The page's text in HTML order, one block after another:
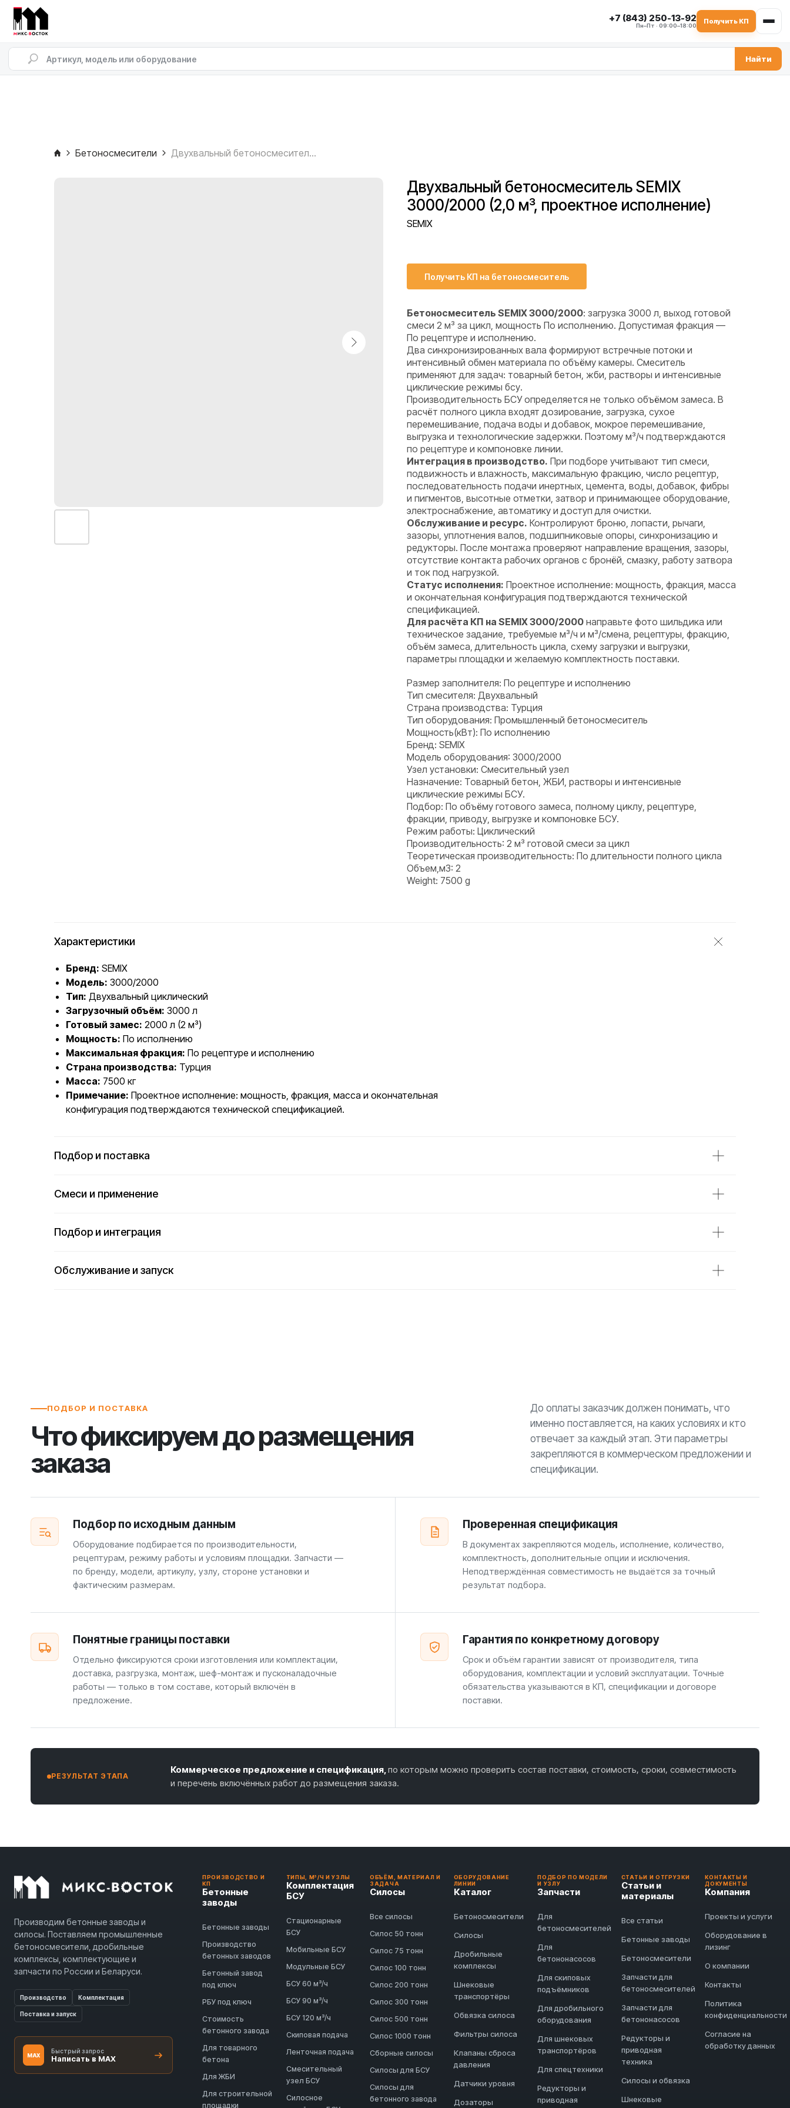
+7 (843) 250-13-92
Пн–Пт · 09:00–18:00
Получить КП
Найти
Бетоносмесители Двухвальный бетоносмеситель SEMIX 3000/2000 (2,0 м³, проектное исполнение)
Двухвальный бетоносмеситель SEMIX
3000/2000 (2,0 м³, проектное исполнение)
SEMIX
Получить КП на бетоносмеситель
Бетоносмеситель SEMIX 3000/2000: загрузка 3000 л, выход готовой
смеси 2 м³ за цикл, мощность По исполнению. Допустимая фракция —
По рецептуре и исполнению.
Два синхронизированных вала формируют встречные потоки и
интенсивный обмен материала по объёму камеры. Смеситель
применяют для задач: товарный бетон, жби, растворы и интенсивные
циклические режимы бсу.
Производительность БСУ определяется не только объёмом замеса. В
расчёт полного цикла входят дозирование, загрузка, сухое
перемешивание, подача воды и добавок, мокрое перемешивание,
выгрузка и технологические задержки. Поэтому м³/ч подтверждаются
по рецептуре и компоновке линии.
Интеграция в производство. При подборе учитывают тип смеси,
подвижность и влажность, максимальную фракцию, число рецептур,
последовательность подачи инертных, цемента, воды, добавок, фибры
и пигментов, высотные отметки, затвор и принимающее оборудование,
электроснабжение, автоматику и доступ для очистки.
Обслуживание и ресурс. Контролируют броню, лопасти, рычаги,
зазоры, уплотнения валов, подшипниковые опоры, синхронизацию и
редукторы. После монтажа проверяют направление вращения, зазоры,
отсутствие контакта рабочих органов с бронёй, смазку, работу затвора
и ток под нагрузкой.
Статус исполнения: Проектное исполнение: мощность, фракция, масса
и окончательная конфигурация подтверждаются технической
спецификацией.
Для расчёта КП на SEMIX 3000/2000 направьте фото шильдика или
техническое задание, требуемые м³/ч и м³/смена, рецептуры, фракцию,
объём замеса, длительность цикла, схему загрузки и выгрузки,
параметры площадки и желаемую комплектность поставки.
Размер заполнителя: По рецептуре и исполнению
Тип смесителя: Двухвальный
Страна производства: Турция
Тип оборудования: Промышленный бетоносмеситель
Мощность(кВт): По исполнению
Бренд: SEMIX
Модель оборудования: 3000/2000
Узел установки: Смесительный узел
Назначение: Товарный бетон, ЖБИ, растворы и интенсивные
циклические режимы БСУ.
Подбор: По объёму готового замеса, полному циклу, рецептуре,
фракции, приводу, выгрузке и компоновке БСУ.
Режим работы: Циклический
Производительность: 2 м³ готовой смеси за цикл
Теоретическая производительность: По длительности полного цикла
Объем,м3: 2
Weight: 7500 g
Характеристики
Бренд: SEMIX
Модель: 3000/2000
Тип: Двухвальный циклический
Загрузочный объём: 3000 л
Готовый замес: 2000 л (2 м³)
Мощность: По исполнению
Максимальная фракция: По рецептуре и исполнению
Страна производства: Турция
Масса: 7500 кг
Примечание: Проектное исполнение: мощность, фракция, масса и окончательная
конфигурация подтверждаются технической спецификацией.
Подбор и поставка
Смеси и применение
Подбор и интеграция
Обслуживание и запуск
ПОДБОР И ПОСТАВКА
Что фиксируем до размещения
заказа
До оплаты заказчик должен понимать, что
именно поставляется, на каких условиях и кто
отвечает за каждый этап. Эти параметры
закрепляются в коммерческом предложении и
спецификации.
Подбор по исходным данным
Оборудование подбирается по производительности,
рецептурам, режиму работы и условиям площадки. Запчасти —
по бренду, модели, артикулу, узлу, стороне установки и
фактическим размерам.
Проверенная спецификация
В документах закрепляются модель, исполнение, количество,
комплектность, дополнительные опции и исключения.
Неподтверждённая совместимость не выдаётся за точный
результат подбора.
Понятные границы поставки
Отдельно фиксируются сроки изготовления или комплектации,
доставка, разгрузка, монтаж, шеф-монтаж и пусконаладочные
работы — только в том составе, который включён в
предложение.
Гарантия по конкретному договору
Срок и объём гарантии зависят от производителя, типа
оборудования, комплектации и условий эксплуатации. Точные
обязательства указываются в КП, спецификации и договоре
поставки.
РЕЗУЛЬТАТ ЭТАПА
Коммерческое предложение и спецификация,по которым можно проверить состав поставки, стоимость, сроки, совместимость
и перечень включённых работ до размещения заказа.
Производим бетонные заводы и
силосы. Поставляем промышленные
бетоносмесители, дробильные
комплексы, комплектующие и
запчасти по России и Беларуси.
Производство Комплектация
Поставка и запуск
MAX
Быстрый запрос
Написать в MAX
ПРОИЗВОДСТВО И
КП
Бетонные
заводы
Бетонные заводы
Производство
бетонных заводов
Бетонный завод
под ключ
РБУ под ключ
Стоимость
бетонного завода
Для товарного
бетона
Для ЖБИ
Для строительной
площадки
ТИПЫ, М³/Ч И УЗЛЫ
Комплектация
БСУ
Стационарные
БСУ
Мобильные БСУ
Модульные БСУ
БСУ 60 м³/ч
БСУ 90 м³/ч
БСУ 120 м³/ч
Скиповая подача
Ленточная подача
Смесительный
узел БСУ
Силосное
ОБЪЁМ, МАТЕРИАЛ И
ЗАДАЧА
Силосы
Все силосы
Силос 50 тонн
Силос 75 тонн
Силос 100 тонн
Силос 200 тонн
Силос 300 тонн
Силос 500 тонн
Силос 1000 тонн
Сборные силосы
Силосы для БСУ
Силосы для
бетонного завода
ОБОРУДОВАНИЕ
ЛИНИИ
Каталог
Бетоносмесители
Силосы
Дробильные
комплексы
Шнековые
транспортёры
Обвязка силоса
Фильтры силоса
Клапаны сброса
давления
Датчики уровня
Дозаторы
ПОДБОР ПО МОДЕЛИ
И УЗЛУ
Запчасти
Для
бетоносмесителей
Для
бетононасосов
Для скиповых
подъёмников
Для дробильного
оборудования
Для шнековых
транспортёров
Для спецтехники
Редукторы и
приводная
СТАТЬИ И ОТГРУЗКИ
Статьи и
материалы
Все статьи
Бетонные заводы
Бетоносмесители
Запчасти для
бетоносмесителей
Запчасти для
бетононасосов
Редукторы и
приводная
техника
Силосы и обвязка
Шнековые
КОНТАКТЫ И
ДОКУМЕНТЫ
Компания
Проекты и услуги
Оборудование в
лизинг
О компании
Контакты
Политика
конфиденциальности
Согласие на
обработку данных